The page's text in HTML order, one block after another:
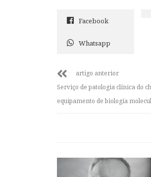
Facebook
Whatsapp
artigo anterior
Serviço de patologia clínica do
equipamento de biologia